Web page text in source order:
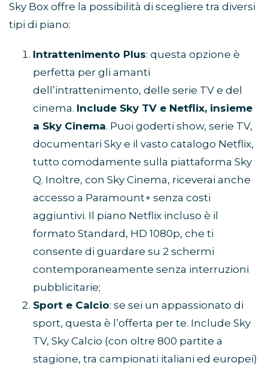
Sky Box offre la possibilità di scegliere tra diversi
tipi di piano:
Intrattenimento Plus: questa opzione è
perfetta per gli amanti
dell’intrattenimento, delle serie TV e del
cinema. Include Sky TV e Netflix, insieme
a Sky Cinema. Puoi goderti show, serie TV,
documentari Sky e il vasto catalogo Netflix,
tutto comodamente sulla piattaforma Sky
Q. Inoltre, con Sky Cinema, riceverai anche
accesso a Paramount+ senza costi
aggiuntivi. Il piano Netflix incluso è il
formato Standard, HD 1080p, che ti
consente di guardare su 2 schermi
contemporaneamente senza interruzioni
pubblicitarie;
Sport e Calcio: se sei un appassionato di
sport, questa è l’offerta per te. Include Sky
TV, Sky Calcio (con oltre 800 partite a
stagione, tra campionati italiani ed europei)